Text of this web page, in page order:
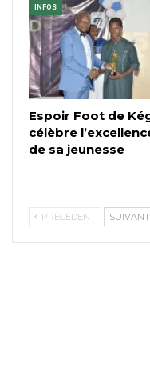
INFOS
Espoir Foot de
célèbre
de sa jeunesse
PRÉCÉDENT SUIVANT